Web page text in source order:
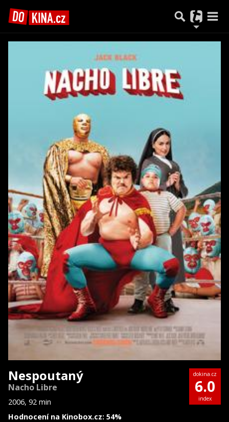
Nespoutaný
Nacho Libre
2006, 92 min
Hodnocení na Kinobox.cz: 54%
dokina.cz
6.0
index